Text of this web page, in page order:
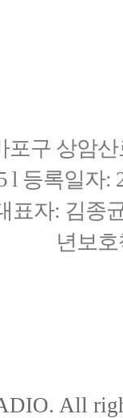
구 상암
l 등록일자:
표자: 김종
년보
All